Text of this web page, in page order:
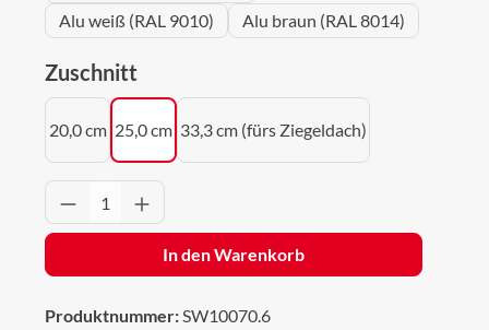
Alu weiß (RAL 9010)
Alu braun (RAL 8014)
Zuschnitt
20,0 cm 25,0 cm 33,3 cm (fürs Ziegeldach)
Produkt Anzahl: Gib den gewünschten
In den Warenkorb
Produktnummer:SW10070.6